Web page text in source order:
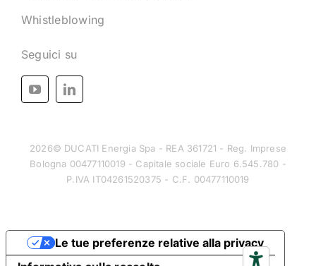
Whistleblowing
Seguici su
2026© DUCATI Energia Spa - REA 361721 - Reg. Imprese
Bologna 00477110019 - Capitale sociale Euro 6.545.780 -
P.IVA IT04261520375 - C.F. 00477110019
Le tue preferenze relative alla privacy